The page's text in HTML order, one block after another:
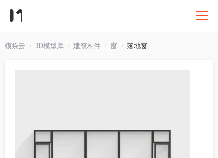
模袋云 3D模型库 建筑构件 窗 落地窗